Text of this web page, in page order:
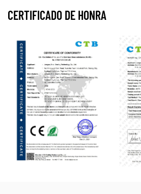
CERTIFICADO DE HONRA